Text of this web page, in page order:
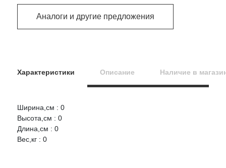
Аналоги и другие предложения
Характеристики Описание Наличие в
Ширина,см : 0
Высота,см : 0
Длина,см : 0
Вес,кг : 0
Оцените товар:
Ваше имя